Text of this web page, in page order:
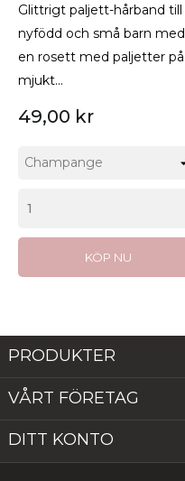
Glittrigt paljett-hårband till
nyfödd och små barn med
en rosett med paljetter på
mjukt...
49,00 kr
KÖP NU
PRODUKTER
VÅRT FÖRETAG
DITT KONTO